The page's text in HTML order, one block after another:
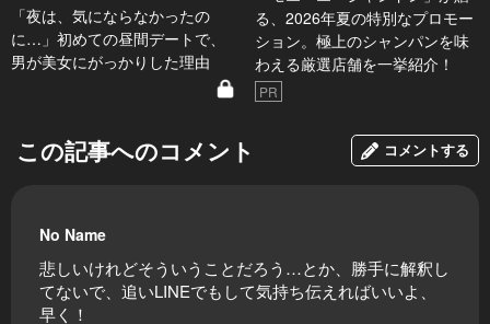
「夜は、気にならなかったの
に…」初めての昼間デートで、
男が美女にがっかりした理由
る、2026年夏の特別なプロモー
ション。極上のシャンパンを味
わえる厳選店舗を一挙紹介！
PR
この記事へのコメント コメントする
No Name
悲しいけれどそういうことだろう…とか、勝手に解釈し
てないで、追いLINEでもして気持ち伝えればいいよ、
早く！